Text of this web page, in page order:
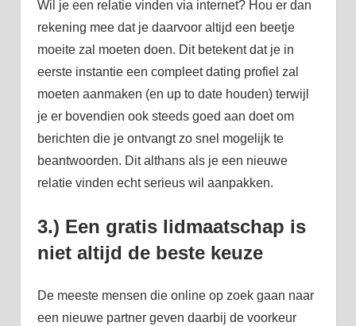
Wil je een relatie vinden via internet? Hou er dan
rekening mee dat je daarvoor altijd een beetje
moeite zal moeten doen. Dit betekent dat je in
eerste instantie een compleet dating profiel zal
moeten aanmaken (en up to date houden) terwijl
je er bovendien ook steeds goed aan doet om
berichten die je ontvangt zo snel mogelijk te
beantwoorden. Dit althans als je een nieuwe
relatie vinden echt serieus wil aanpakken.
3.) Een gratis lidmaatschap is
niet altijd de beste keuze
De meeste mensen die online op zoek gaan naar
een nieuwe partner geven daarbij de voorkeur